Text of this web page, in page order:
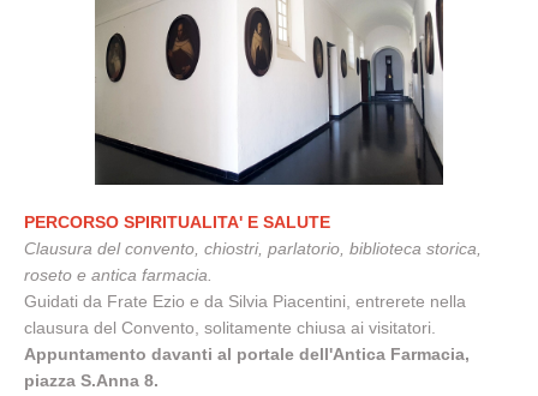
PERCORSO SPIRITUALITA' E SALUTE
Clausura del convento, chiostri, parlatorio, biblioteca storica,
roseto e antica farmacia.
Guidati da Frate Ezio e da Silvia Piacentini, entrerete nella
clausura del Convento, solitamente chiusa ai visitatori.
Appuntamento davanti al portale dell'Antica Farmacia,
piazza S.Anna 8.